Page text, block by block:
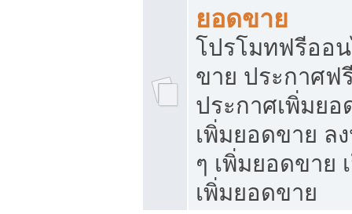
ยอดขาย
โปรโมทฟรีออ
ขาย ประกาศฟ
ประกาศเพิ่มย
เพิ่มยอดขาย ล
ๆ เพิ่มยอดขาย
เพิ่มยอดขาย